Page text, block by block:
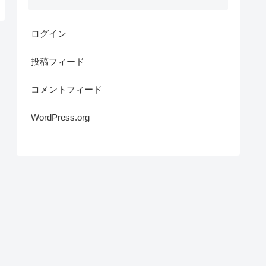
ログイン
投稿フィード
コメントフィード
WordPress.org